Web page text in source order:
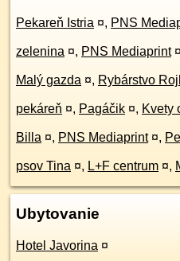
Pekareň Istria ¤, PNS
zelenina ¤, PNS Mediaprint ¤
Malý gazda ¤, Rybárstvo
pekáreň ¤, Pagáčik ¤, Kvety
Billa ¤, PNS Mediaprint ¤,
psov Tina ¤, L+F centrum ¤,
Ubytovanie
Hotel Javorina ¤